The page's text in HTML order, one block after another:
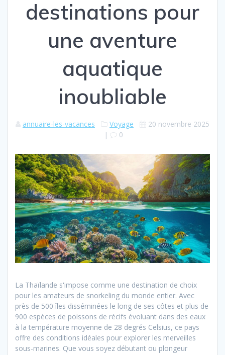
destinations pour
une aventure
aquatique
inoubliable
annuaire-les-vacances Voyage
20 novembre 2025
|
0
La Thaïlande s'impose comme une destination de choix
pour les amateurs de snorkeling du monde entier. Avec
près de 500 îles disséminées le long de ses côtes et plus de
900 espèces de poissons de récifs évoluant dans des eaux
à la température moyenne de 28 degrés Celsius, ce pays
offre des conditions idéales pour explorer les merveilles
sous-marines. Que vous soyez débutant ou plongeur